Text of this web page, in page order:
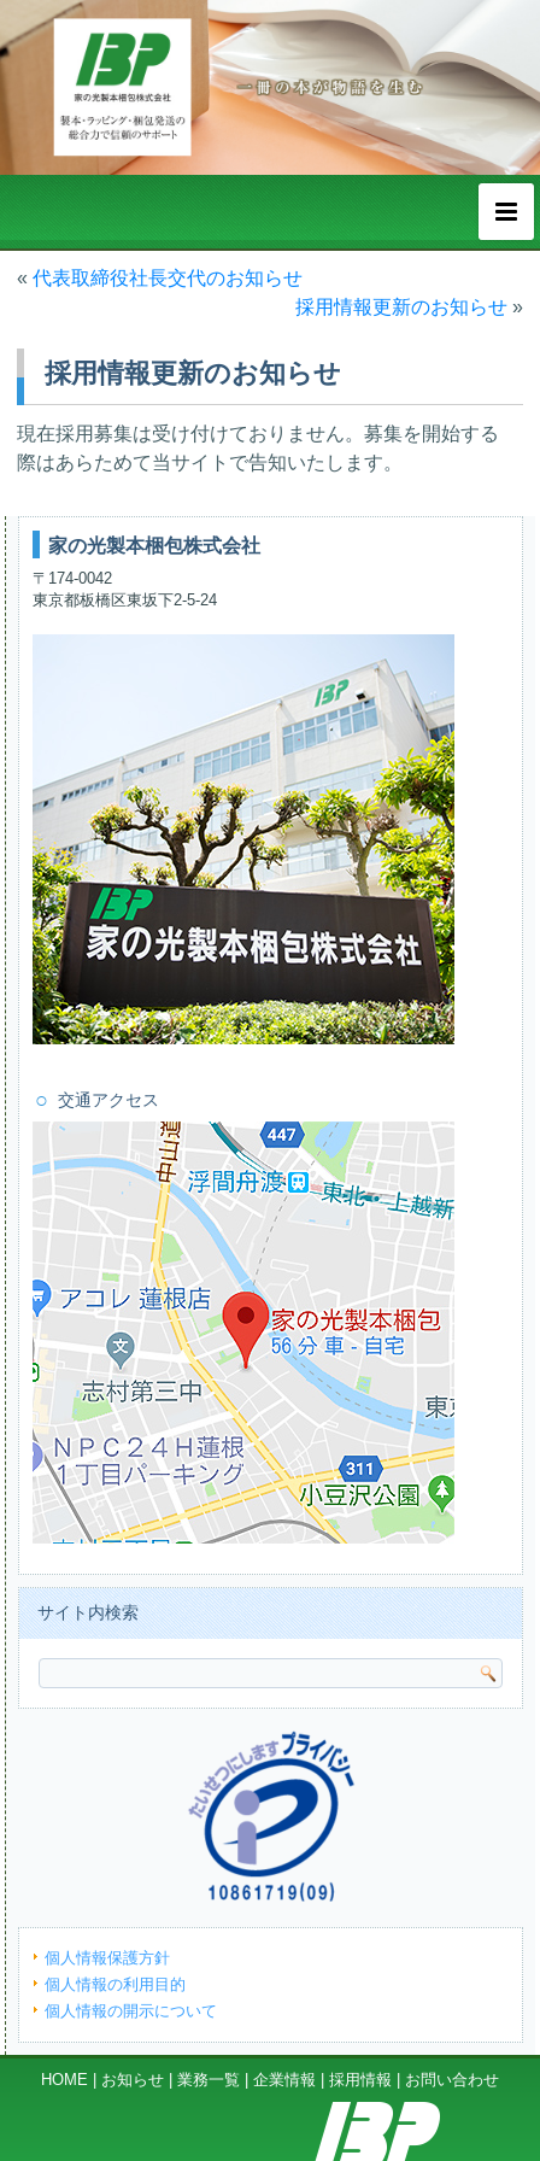
«代表取締役社長交代のお知らせ
採用情報更新のお知らせ»
採用情報更新のお知らせ
現在採用募集は受け付けておりません。募集を開始する
際はあらためて当サイトで告知いたします。
家の光製本梱包株式会社
〒174-0042
東京都板橋区東坂下2-5-24
交通アクセス
サイト内検索
個人情報保護方針
個人情報の利用目的
個人情報の開示について
HOME お知らせ 業務一覧 企業情報 採用情報 お問い合わせ